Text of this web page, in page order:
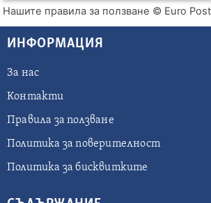
Нашите правила за ползване © Euro
ИНФОРМАЦИЯ
За нас
Контакти
Правила за ползване
Политика за поверителност
Политика за бисквитките